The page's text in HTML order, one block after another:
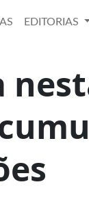
EDITORIAS